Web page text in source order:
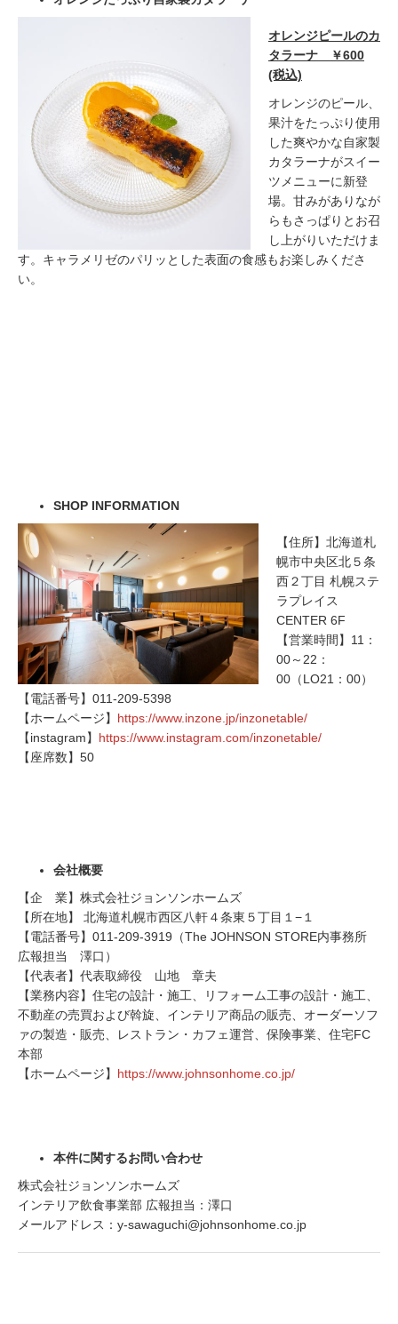
オレンジピールのカ
タラーナ ￥600
(税込)
オレンジのピール、
果汁をたっぷり使用
した爽やかな自家製
カタラーナがスイー
ツメニューに新登
場。甘みがありなが
らもさっぱりとお召
し上がりいただけま
す。キャラメリゼのパリッとした表面の食感もお楽しみくださ
い。
SHOP INFORMATION
【住所】北海道札
幌市中央区北５条
西２丁目 札幌ステ
ラプレイス
CENTER 6F
【営業時間】11：
00～22：
00（LO21：00）
【電話番号】011-209-5398
【ホームページ】 https://www.inzone.jp/inzonetable/
【instagram】 https://www.instagram.com/inzonetable/
【座席数】50
会社概要
【企 業】株式会社ジョンソンホームズ
【所在地】 北海道札幌市西区八軒４条東５丁目１−１
【電話番号】011-209-3919（The JOHNSON STORE内事務所
広報担当 澤口）
【代表者】代表取締役 山地 章夫
【業務内容】住宅の設計・施工、リフォーム工事の設計・施工、
不動産の売買および斡旋、インテリア商品の販売、オーダーソフ
ァの製造・販売、レストラン・カフェ運営、保険事業、住宅FC
本部
【ホームページ】 https://www.johnsonhome.co.jp/
本件に関するお問い合わせ
株式会社ジョンソンホームズ
インテリア飲食事業部 広報担当：澤口
メールアドレス：y-sawaguchi@johnsonhome.co.jp